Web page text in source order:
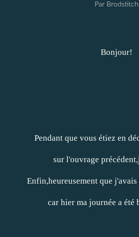
Par Brodstitch
Bonjour!
Pendant que vous étiez en
sur l'ouvrage
Enfin,heureusement que
car hier ma journée a été